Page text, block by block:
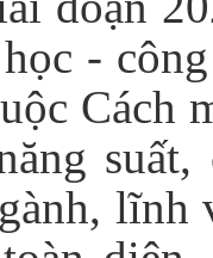
-
Cách